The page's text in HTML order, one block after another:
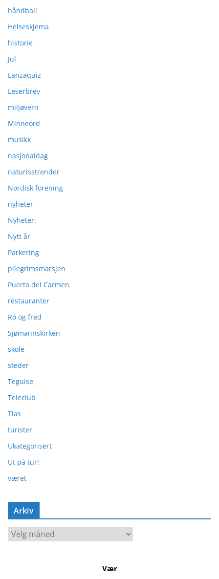
håndball
Helseskjema
historie
Jul
Lanzaquiz
Leserbrev
miljøvern
Minneord
musikk
nasjonaldag
naturisstrender
Nordisk forening
nyheter
Nyheter:
Nytt år
Parkering
pilegrimsmarsjen
Puerto del Carmen
restauranter
Ro og fred
Sjømannskirken
skole
steder
Teguise
Teleclub
Tias
turister
Ukategorisert
Ut på tur!
været
Arkiv
A
r
Vær